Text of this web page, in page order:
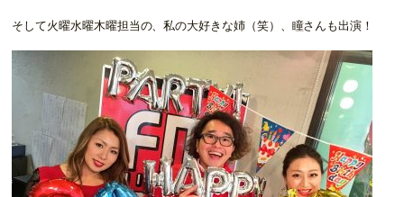
そして火曜水曜木曜担当の、私の大好きな姉（笑）、瞳さんも出演！